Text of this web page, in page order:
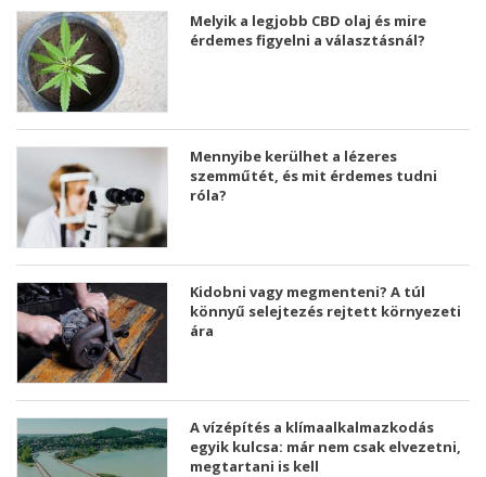
Melyik a legjobb CBD olaj és mire
érdemes figyelni a választásnál?
Mennyibe kerülhet a lézeres
szemműtét, és mit érdemes tudni
róla?
Kidobni vagy megmenteni? A túl
könnyű selejtezés rejtett környezeti
ára
A vízépítés a klímaalkalmazkodás
egyik kulcsa: már nem csak elvezetni,
megtartani is kell